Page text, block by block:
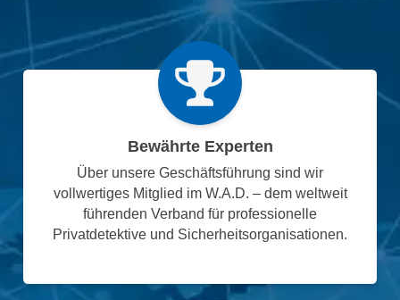
Bewährte Experten
Über unsere Geschäftsführung sind wir
vollwertiges Mitglied im W.A.D. – dem weltweit
führenden Verband für professionelle
Privatdetektive und Sicherheitsorganisationen.